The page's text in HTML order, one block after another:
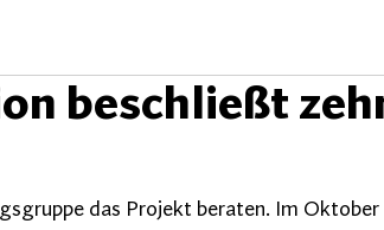
beschließt
das Projekt beraten. Im